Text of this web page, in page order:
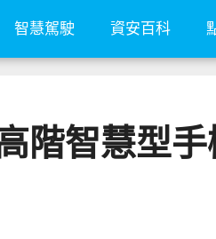
智慧駕駛 資安百科
階智慧型手